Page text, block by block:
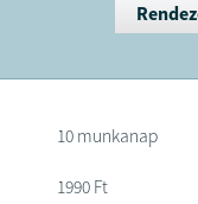
10 munkanap
1990 Ft